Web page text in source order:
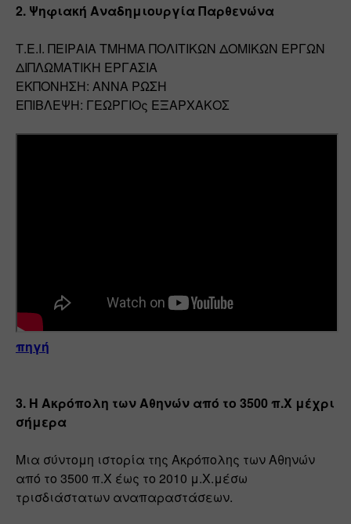
2. Ψηφιακή Αναδημιουργία Παρθενώνα
Τ.Ε.Ι. ΠΕΙΡΑΙΑ ΤΜΗΜΑ ΠΟΛΙΤΙΚΩΝ ΔΟΜΙΚΩΝ ΕΡΓΩΝ
ΔΙΠΛΩΜΑΤΙΚΗ ΕΡΓΑΣΙΑ
ΕΚΠΟΝΗΣΗ: ΑΝΝΑ ΡΩΣΗ
ΕΠΙΒΛΕΨΗ: ΓΕΩΡΓΙΟς ΕΞΑΡΧΑΚΟΣ
πηγή
3. Η Ακρόπολη των Αθηνών από το 3500 π.Χ μέχρι
σήμερα
Μια σύντομη ιστορία της Ακρόπολης των Αθηνών
από το 3500 π.Χ έως το 2010 μ.Χ.μέσω
τρισδιάστατων αναπαραστάσεων.